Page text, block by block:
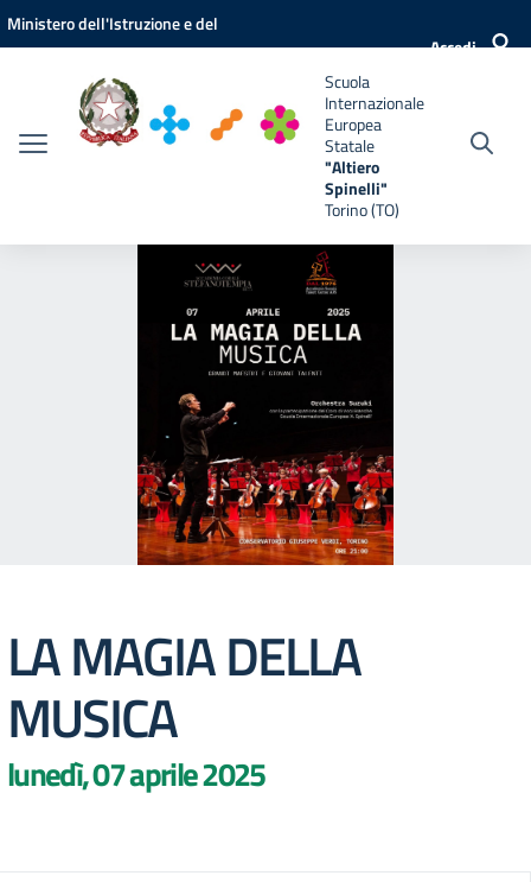
Vai ai contenuti
Vai al menu di navigazione
Vai al footer
Ministero dell'Istruzione e del
Accedi
Scuola
Internazionale
Europea
Statale
"Altiero
Spinelli"
Torino (TO)
LA MAGIA DELLA
MUSICA
lunedì, 07 aprile 2025